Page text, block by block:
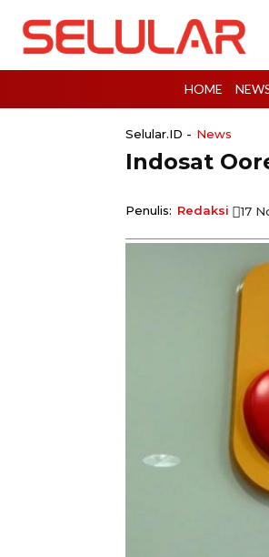
HOME
Selular.ID - News
Indosat
Penulis: Redaksi 17